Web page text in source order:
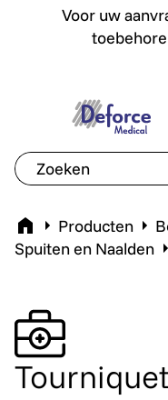
Voor uw
Voor uw aanvraag
deforce.togglemenu
Home Producten
Spuiten en Naalden